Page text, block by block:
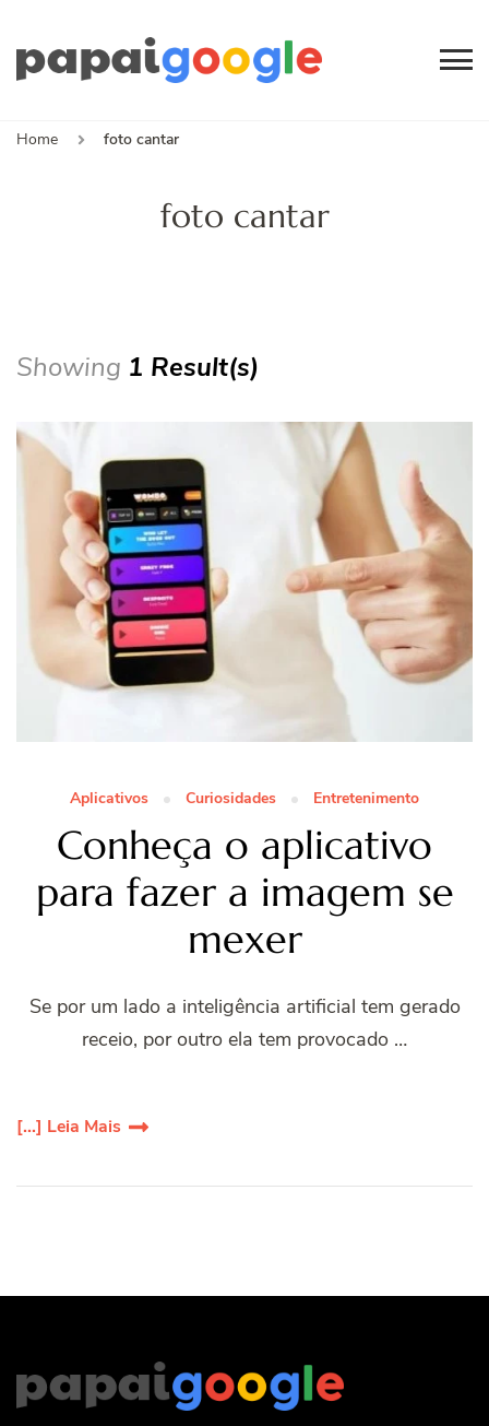
Home
foto cantar
foto cantar
Showing 1 Result(s)
Aplicativos Curiosidades Entretenimento
Conheça o aplicativo
para fazer a imagem se
mexer
Se por um lado a inteligência artificial tem gerado
receio, por outro ela tem provocado …
[...] Leia Mais